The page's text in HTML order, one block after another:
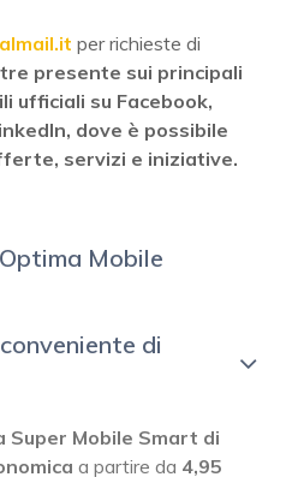
per richieste di
presente sui principali
ufficiali su Facebook,
, dove è possibile
servizi e iniziative.
Mobile
di
Super Mobile Smart di
a partire da 4,95